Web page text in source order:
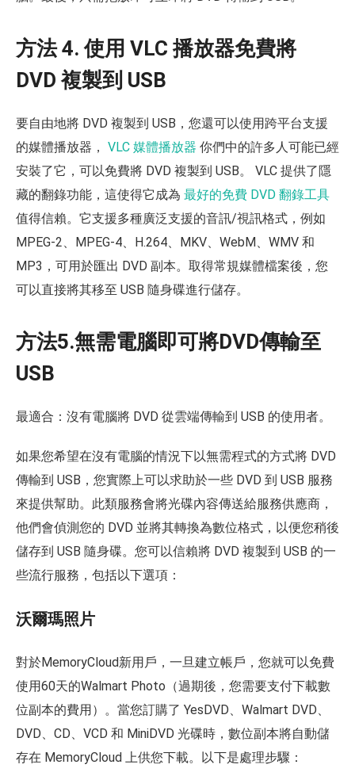
方法 4. 使用 VLC 播放器免費將
DVD 複製到 USB
要自由地將 DVD 複製到 USB，您還可以使用跨平台支援
的媒體播放器， VLC 媒體播放器 你們中的許多人可能已經
安裝了它，可以免費將 DVD 複製到 USB。 VLC 提供了隱
藏的翻錄功能，這使得它成為 最好的免費 DVD 翻錄工具
值得信賴。它支援多種廣泛支援的音訊/視訊格式，例如
MPEG-2、MPEG-4、H.264、MKV、WebM、WMV 和
MP3，可用於匯出 DVD 副本。取得常規媒體檔案後，您
可以直接將其移至 USB 隨身碟進行儲存。
方法5.無需電腦即可將DVD傳輸至
USB
最適合：沒有電腦將 DVD 從雲端傳輸到 USB 的使用者。
如果您希望在沒有電腦的情況下以無需程式的方式將 DVD
傳輸到 USB，您實際上可以求助於一些 DVD 到 USB 服務
來提供幫助。此類服務會將光碟內容傳送給服務供應商，
他們會偵測您的 DVD 並將其轉換為數位格式，以便您稍後
儲存到 USB 隨身碟。您可以信賴將 DVD 複製到 USB 的一
些流行服務，包括以下選項：
沃爾瑪照片
對於MemoryCloud新用戶，一旦建立帳戶，您就可以免費
使用60天的Walmart Photo（過期後，您需要支付下載數
位副本的費用）。當您訂購了 YesDVD、Walmart DVD、
DVD、CD、VCD 和 MiniDVD 光碟時，數位副本將自動儲
存在 MemoryCloud 上供您下載。以下是處理步驟：